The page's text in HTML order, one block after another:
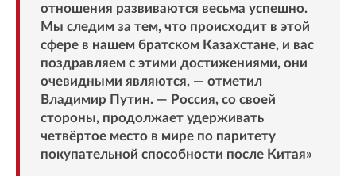
отношения развиваются весьма успешно.
Мы следим за тем, что происходит в этой
сфере в нашем братском Казахстане, и вас
поздравляем с этими достижениями, они
очевидными являются, — отметил
Владимир Путин. — Россия, со своей
стороны, продолжает удерживать
четвёртое место в мире по паритету
покупательной способности после Китая»